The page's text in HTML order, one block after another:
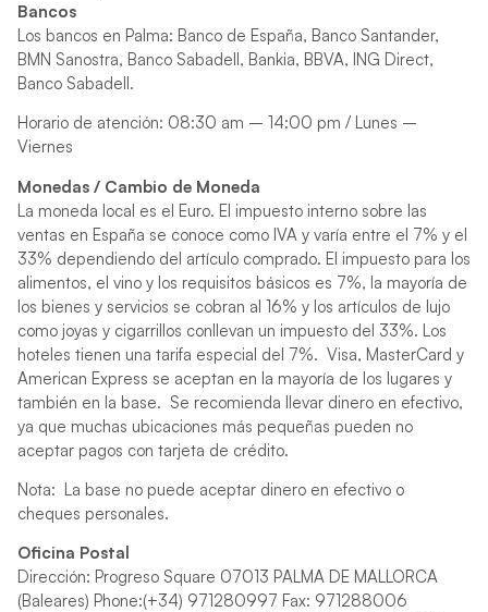
Bancos
Los bancos en Palma: Banco de España, Banco Santander,
BMN Sanostra, Banco Sabadell, Bankia, BBVA, ING Direct,
Banco Sabadell.
Horario de atención: 08:30 am – 14:00 pm / Lunes –
Viernes
Monedas / Cambio de Moneda
La moneda local es el Euro. El impuesto interno sobre las
ventas en España se conoce como IVA y varía entre el 7% y el
33% dependiendo del artículo comprado. El impuesto para los
alimentos, el vino y los requisitos básicos es 7%, la mayoría de
los bienes y servicios se cobran al 16% y los artículos de lujo
como joyas y cigarrillos conllevan un impuesto del 33%. Los
hoteles tienen una tarifa especial del 7%. Visa, MasterCard y
American Express se aceptan en la mayoría de los lugares y
también en la base. Se recomienda llevar dinero en efectivo,
ya que muchas ubicaciones más pequeñas pueden no
aceptar pagos con tarjeta de crédito.
Nota: La base no puede aceptar dinero en efectivo o
cheques personales.
Oficina Postal
Dirección: Progreso Square 07013 PALMA DE MALLORCA
(Baleares) Phone:(+34) 971280997 Fax: 971288006